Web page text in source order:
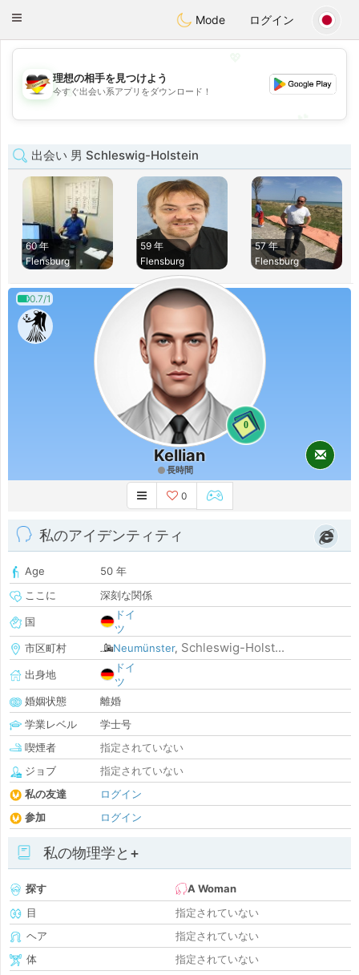
Deutsch Dating
Toggle
Mode ログイン
💖
💕
理想の相手を見つけよう
今すぐ出会い系アプリをダウンロード！
出会い 男 Schleswig-Holstein
60 年
Flensburg
59 年
Flensburg
57 年
Flensburg
0.7/1
0
Kellian
長時間
0
私のアイデンティティ
Age
50 年
ここに
深刻な関係
国
ドイ
ツ
市区町村
Neumünster, Schleswig-Holst...
出身地
ドイ
ツ
婚姻状態
離婚
学業レベル
学士号
喫煙者
指定されていない
ジョブ
指定されていない
私の友達
ログイン
参加
ログイン
私の物理学と+
探す
A Woman
目
指定されていない
ヘア
指定されていない
体
指定されていない